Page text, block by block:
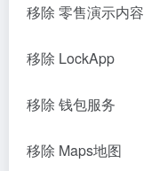
移除 零售演示内容
移除 LockApp
移除 钱包服务
移除 Maps地图